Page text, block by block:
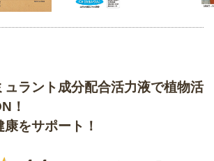
ュラント成分配合活力液で植物活
！
をサポート！